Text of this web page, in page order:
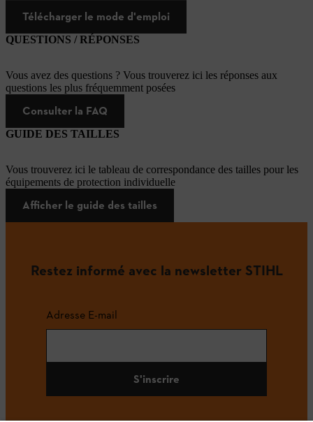
Télécharger le mode d'emploi
QUESTIONS / RÉPONSES
Vous avez des questions ? Vous trouverez ici les réponses aux
questions les plus fréquemment posées
Consulter la FAQ
GUIDE DES TAILLES
Vous trouverez ici le tableau de correspondance des tailles pour les
équipements de protection individuelle
Afficher le guide des tailles
Restez informé avec la newsletter STIHL
Adresse E-mail
S'inscrire